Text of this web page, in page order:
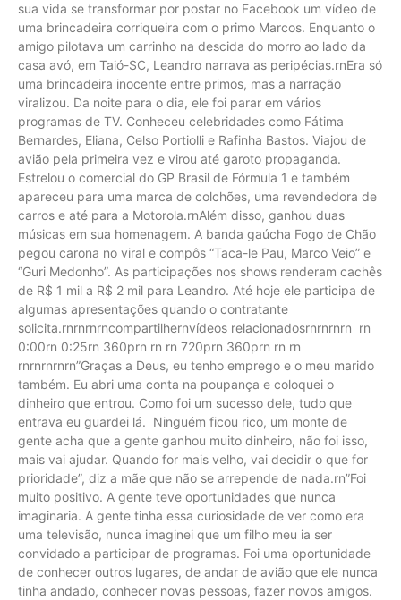
sua vida se transformar por postar no Facebook um vídeo de
uma brincadeira corriqueira com o primo Marcos. Enquanto o
amigo pilotava um carrinho na descida do morro ao lado da
casa avó, em Taió-SC, Leandro narrava as peripécias.rnEra só
uma brincadeira inocente entre primos, mas a narração
viralizou. Da noite para o dia, ele foi parar em vários
programas de TV. Conheceu celebridades como Fátima
Bernardes, Eliana, Celso Portiolli e Rafinha Bastos. Viajou de
avião pela primeira vez e virou até garoto propaganda.
Estrelou o comercial do GP Brasil de Fórmula 1 e também
apareceu para uma marca de colchões, uma revendedora de
carros e até para a Motorola.rnAlém disso, ganhou duas
músicas em sua homenagem. A banda gaúcha Fogo de Chão
pegou carona no viral e compôs “Taca-le Pau, Marco Veio” e
“Guri Medonho”. As participações nos shows renderam cachês
de R$ 1 mil a R$ 2 mil para Leandro. Até hoje ele participa de
algumas apresentações quando o contratante
solicita.rnrnrnrncompartilhernvídeos relacionadosrnrnrnrn rn
0:00rn 0:25rn 360prn rn rn 720prn 360prn rn rn
rnrnrnrnrn”Graças a Deus, eu tenho emprego e o meu marido
também. Eu abri uma conta na poupança e coloquei o
dinheiro que entrou. Como foi um sucesso dele, tudo que
entrava eu guardei lá. Ninguém ficou rico, um monte de
gente acha que a gente ganhou muito dinheiro, não foi isso,
mais vai ajudar. Quando for mais velho, vai decidir o que for
prioridade”, diz a mãe que não se arrepende de nada.rn”Foi
muito positivo. A gente teve oportunidades que nunca
imaginaria. A gente tinha essa curiosidade de ver como era
uma televisão, nunca imaginei que um filho meu ia ser
convidado a participar de programas. Foi uma oportunidade
de conhecer outros lugares, de andar de avião que ele nunca
tinha andado, conhecer novas pessoas, fazer novos amigos.